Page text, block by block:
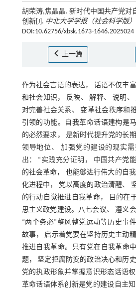
胡荣涛,焦晶晶. 新时代中国共产党对
创新[J]. 中北大学学报（社会科学版）
DOI:10.62756/xbsk.1673-1646.2025024
上一篇
作为社会言语的表达， 话语不仅丰
和社会知识， 反映、 解释、 说明、
对完善社会关系、 变革社会秩序和
引领的功能。自我革命话语建构是
的必然要求， 是新时代提升党的长
领导地位、 加强党的建设的现实
出： “实践充分证明， 中国共产党
的社会革命， 也能够进行伟大的自
化进程中， 党以高度的政治清醒、
的行动自觉推进自我革命， 目的在
思主义政党建设。八七会议、 遵义
“两个务必”整风整党运动等历史事
故事， 启示着党要在坚持历史主动
推进自我革命。只有党在自我革命
题， 坚定拒腐防变的政治决心和历
党的执政形象并掌握意识形态话语
革命话语体系创新是党的建设自主